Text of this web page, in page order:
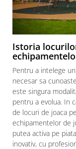
Istoria
Pentru a intelege
necesar sa
este singura
pentru a evolua. In
de locuri de joaca
echipamentelor de
putea activa pe
inovativ, cu